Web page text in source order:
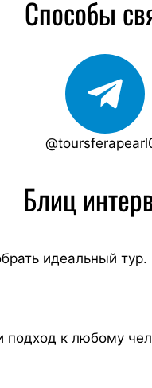
Способы
Блиц
идеальный
подход к любому